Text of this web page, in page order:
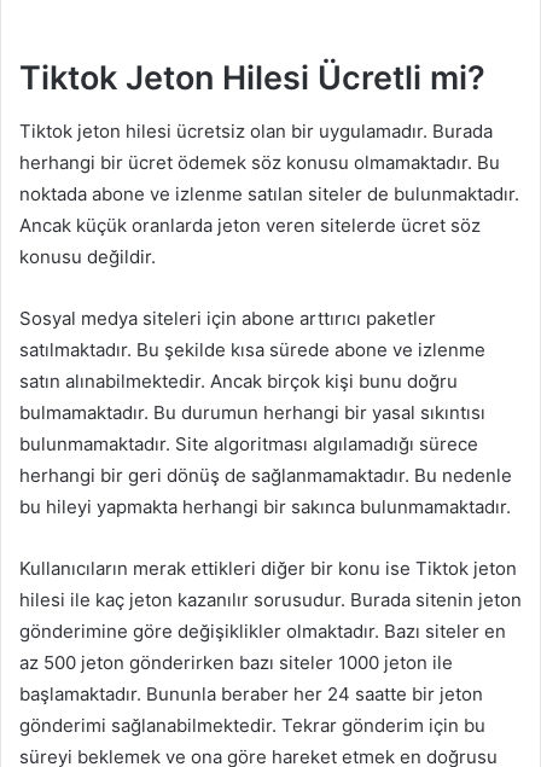
Tiktok Jeton Hilesi Ücretli mi?
Tiktok jeton hilesi ücretsiz olan bir uygulamadır. Burada
herhangi bir ücret ödemek söz konusu olmamaktadır. Bu
noktada abone ve izlenme satılan siteler de bulunmaktadır.
Ancak küçük oranlarda jeton veren sitelerde ücret söz
konusu değildir.
Sosyal medya siteleri için abone arttırıcı paketler
satılmaktadır. Bu şekilde kısa sürede abone ve izlenme
satın alınabilmektedir. Ancak birçok kişi bunu doğru
bulmamaktadır. Bu durumun herhangi bir yasal sıkıntısı
bulunmamaktadır. Site algoritması algılamadığı sürece
herhangi bir geri dönüş de sağlanmamaktadır. Bu nedenle
bu hileyi yapmakta herhangi bir sakınca bulunmamaktadır.
Kullanıcıların merak ettikleri diğer bir konu ise Tiktok jeton
hilesi ile kaç jeton kazanılır sorusudur. Burada sitenin jeton
gönderimine göre değişiklikler olmaktadır. Bazı siteler en
az 500 jeton gönderirken bazı siteler 1000 jeton ile
başlamaktadır. Bununla beraber her 24 saatte bir jeton
gönderimi sağlanabilmektedir. Tekrar gönderim için bu
süreyi beklemek ve ona göre hareket etmek en doğrusu